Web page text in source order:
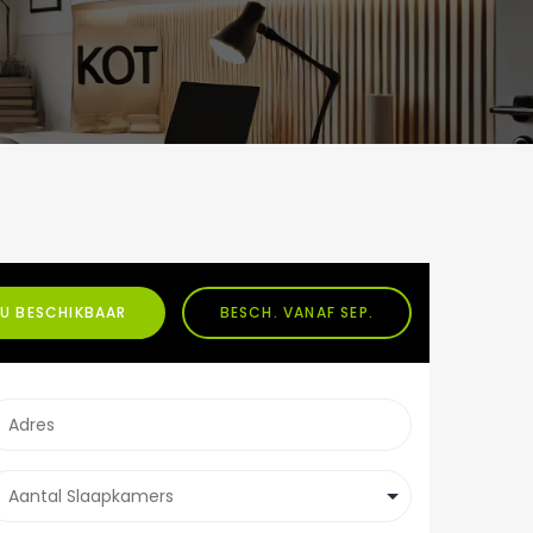
BESCHIKBAAR BESCH. VANAF SEP.